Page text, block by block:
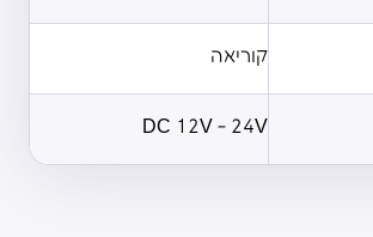
קוריאה
DC 12V - 24V